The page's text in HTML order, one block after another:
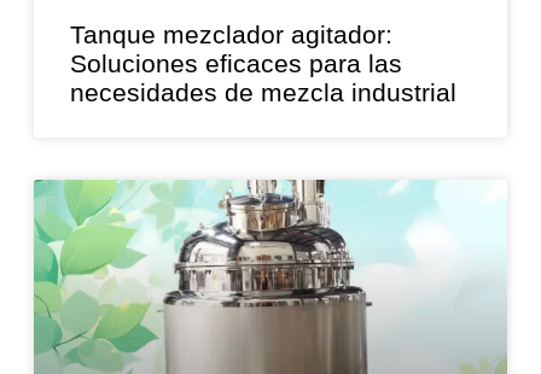
Tanque mezclador agitador:
Soluciones eficaces para las
necesidades de mezcla industrial